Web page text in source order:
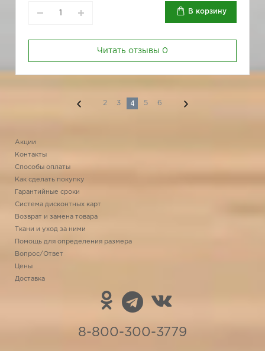
В корзину
Читать отзывы 0
2 3 4 5 6
Акции
Контакты
Способы оплаты
Как сделать покупку
Гарантийные сроки
Система дисконтных карт
Возврат и замена товара
Ткани и уход за ними
Помощь для определения размера
Вопрос/Ответ
Цены
Доставка
8-800-300-3779